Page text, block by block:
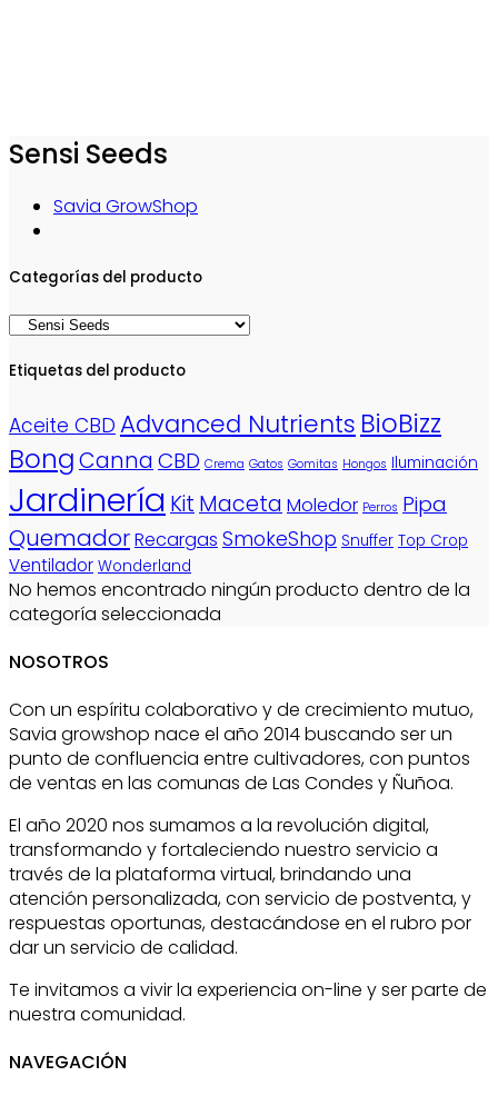
Sensi Seeds
Savia GrowShop
Categorías del producto
Etiquetas del producto
Aceite CBD Advanced Nutrients BioBizz
BongCanna CBD Crema Gatos Gomitas Hongos Iluminación
Jardinería Kit Maceta Moledor Perros Pipa
QuemadorRecargas SmokeShop Snuffer Top Crop
Ventilador Wonderland
No hemos encontrado ningún producto dentro de la
categoría seleccionada
NOSOTROS
Con un espíritu colaborativo y de crecimiento mutuo,
Savia growshop nace el año 2014 buscando ser un
punto de confluencia entre cultivadores, con puntos
de ventas en las comunas de Las Condes y Ñuñoa.
El año 2020 nos sumamos a la revolución digital,
transformando y fortaleciendo nuestro servicio a
través de la plataforma virtual, brindando una
atención personalizada, con servicio de postventa, y
respuestas oportunas, destacándose en el rubro por
dar un servicio de calidad.
Te invitamos a vivir la experiencia on-line y ser parte de
nuestra comunidad.
NAVEGACIÓN